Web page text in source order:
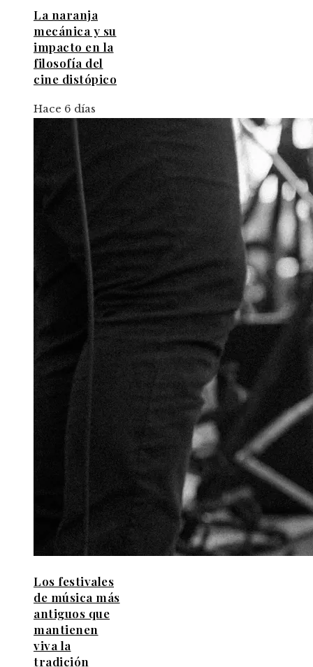
La naranja
mecánica y su
impacto en la
filosofía del
cine distópico
Hace 6 días
Los festivales
de música más
antiguos que
mantienen
viva la
tradición